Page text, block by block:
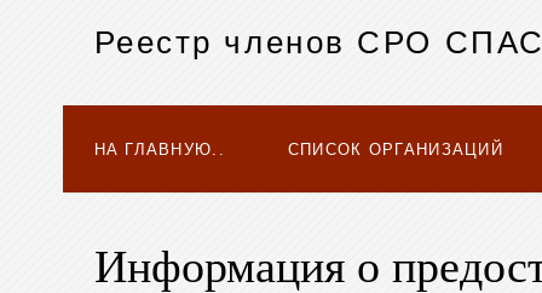
Реестр членов СРО
НА ГЛАВНУЮ.. СПИСОК ОРГАНИЗАЦИЙ
Информация о